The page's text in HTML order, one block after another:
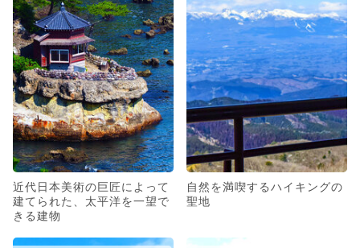
近代日本美術の巨匠によって
建てられた、太平洋を一望で
きる建物
自然を満喫するハイキングの
聖地